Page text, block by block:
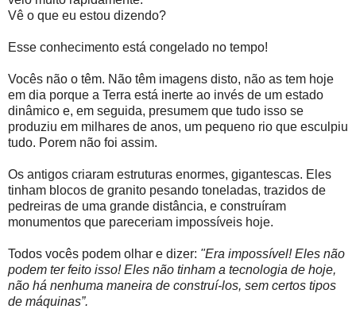
Vê o que eu estou dizendo?
Esse conhecimento está congelado no tempo!
Vocês não o têm. Não têm imagens disto, não as tem hoje
em dia porque a Terra está inerte ao invés de um estado
dinâmico e, em seguida, presumem que tudo isso se
produziu em milhares de anos, um pequeno rio que esculpiu
tudo. Porem não foi assim.
Os antigos criaram estruturas enormes, gigantescas. Eles
tinham blocos de granito pesando toneladas, trazidos de
pedreiras de uma grande distância, e construíram
monumentos que pareceriam impossíveis hoje.
Todos vocês podem olhar e dizer: "Era impossível! Eles não
podem ter feito isso! Eles não tinham a tecnologia de hoje,
não há nenhuma maneira de construí-los, sem certos tipos
de máquinas”.